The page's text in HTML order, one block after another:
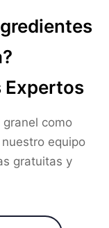
Expertos
como
equipo
gratuitas y